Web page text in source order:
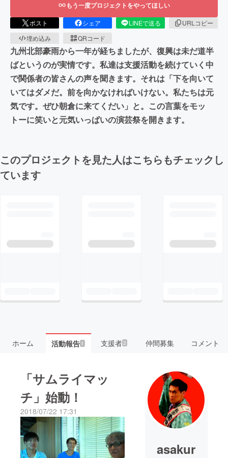
もう一度プロジェクトをやってほしい
ポスト シェア LINEで送る
URLコピー
埋め込み
QRコード
九州北部豪雨から一年が経ちましたが、復興は未だ道半
ばというのが実情です。私達は支援活動を続けていく中
で関係者の皆さんの声を聞きます。それは「下を向いて
いてはダメだ。前を向かなければいけない。私たちは元
気です。ぜひ朝倉に来てくだい」と。この言葉をモッ
トーに笑いと元気いっぱいの演芸祭を開きます。
このプロジェクトを見た人はこちらもチェックし
ています
ホーム 活動報告1 支援者2 仲間募集 コメント
「サムライマッ
チ」始動！
2018/07/22 17:31
asakur